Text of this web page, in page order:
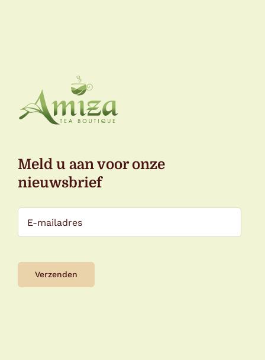
Meld u aan voor onze
nieuwsbrief